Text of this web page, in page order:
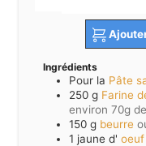
Ingrédients
Pour la Pâte
250 g Farine
environ 70g
150 g beurre
1 jaune d' oeuf